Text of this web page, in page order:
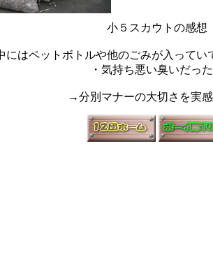
小５スカウトの感想
にはペットボトルや他のごみが入って
・気持ち悪い臭いだっ
→分別マナーの大切さを実